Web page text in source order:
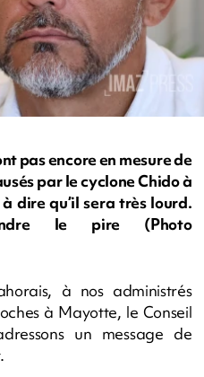
pas encore en mesure de
par le cyclone Chido à
dire qu’il sera très lourd.
le pire (Photo
à nos administrés
à Mayotte, le Conseil
un message de